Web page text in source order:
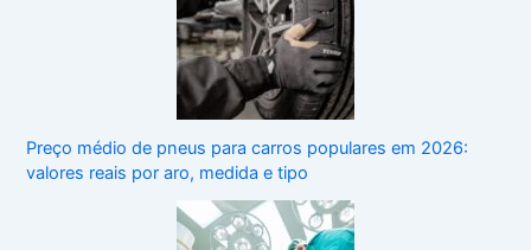
Preço médio de pneus para carros populares em 2026:
valores reais por aro, medida e tipo